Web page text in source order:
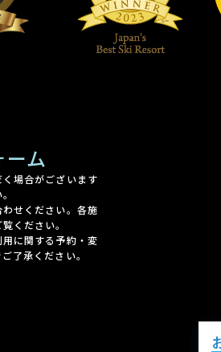
ム
場合がございます
せください。各施
覧ください。
に関する予約・変
了承ください。